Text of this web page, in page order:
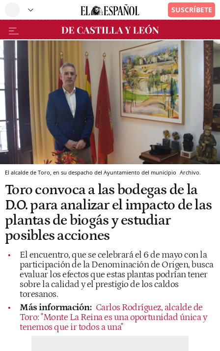
El alcalde de Toro, en su despacho del Ayuntamiento del municipio Archivo.
Toro convoca a las bodegas de la
D.O. para analizar el impacto de las
plantas de biogás y estudiar
posibles acciones
El encuentro, que se celebrará el 6 de mayo con la
participación de la Denominación de Origen, busca
evaluar los efectos que estas plantas podrían tener
sobre la calidad y el prestigio de los caldos
toresanos.
Más información: Carlos Rodríguez, alcalde de
Toro: "Monte La Reina es una oportunidad única y
tenemos que ir todos a una"